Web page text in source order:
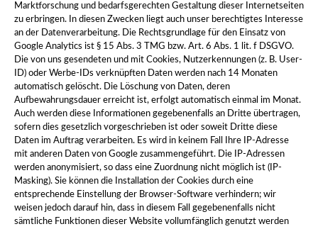
Marktforschung und bedarfsgerechten Gestaltung dieser Internetseiten
zu erbringen. In diesen Zwecken liegt auch unser berechtigtes Interesse
an der Datenverarbeitung. Die Rechtsgrundlage für den Einsatz von
Google Analytics ist § 15 Abs. 3 TMG bzw. Art. 6 Abs. 1 lit. f DSGVO.
Die von uns gesendeten und mit Cookies, Nutzerkennungen (z. B. User-
ID) oder Werbe-IDs verknüpften Daten werden nach 14 Monaten
automatisch gelöscht. Die Löschung von Daten, deren
Aufbewahrungsdauer erreicht ist, erfolgt automatisch einmal im Monat.
Auch werden diese Informationen gegebenenfalls an Dritte übertragen,
sofern dies gesetzlich vorgeschrieben ist oder soweit Dritte diese
Daten im Auftrag verarbeiten. Es wird in keinem Fall Ihre IP-Adresse
mit anderen Daten von Google zusammengeführt. Die IP-Adressen
werden anonymisiert, so dass eine Zuordnung nicht möglich ist (IP-
Masking). Sie können die Installation der Cookies durch eine
entsprechende Einstellung der Browser-Software verhindern; wir
weisen jedoch darauf hin, dass in diesem Fall gegebenenfalls nicht
sämtliche Funktionen dieser Website vollumfänglich genutzt werden